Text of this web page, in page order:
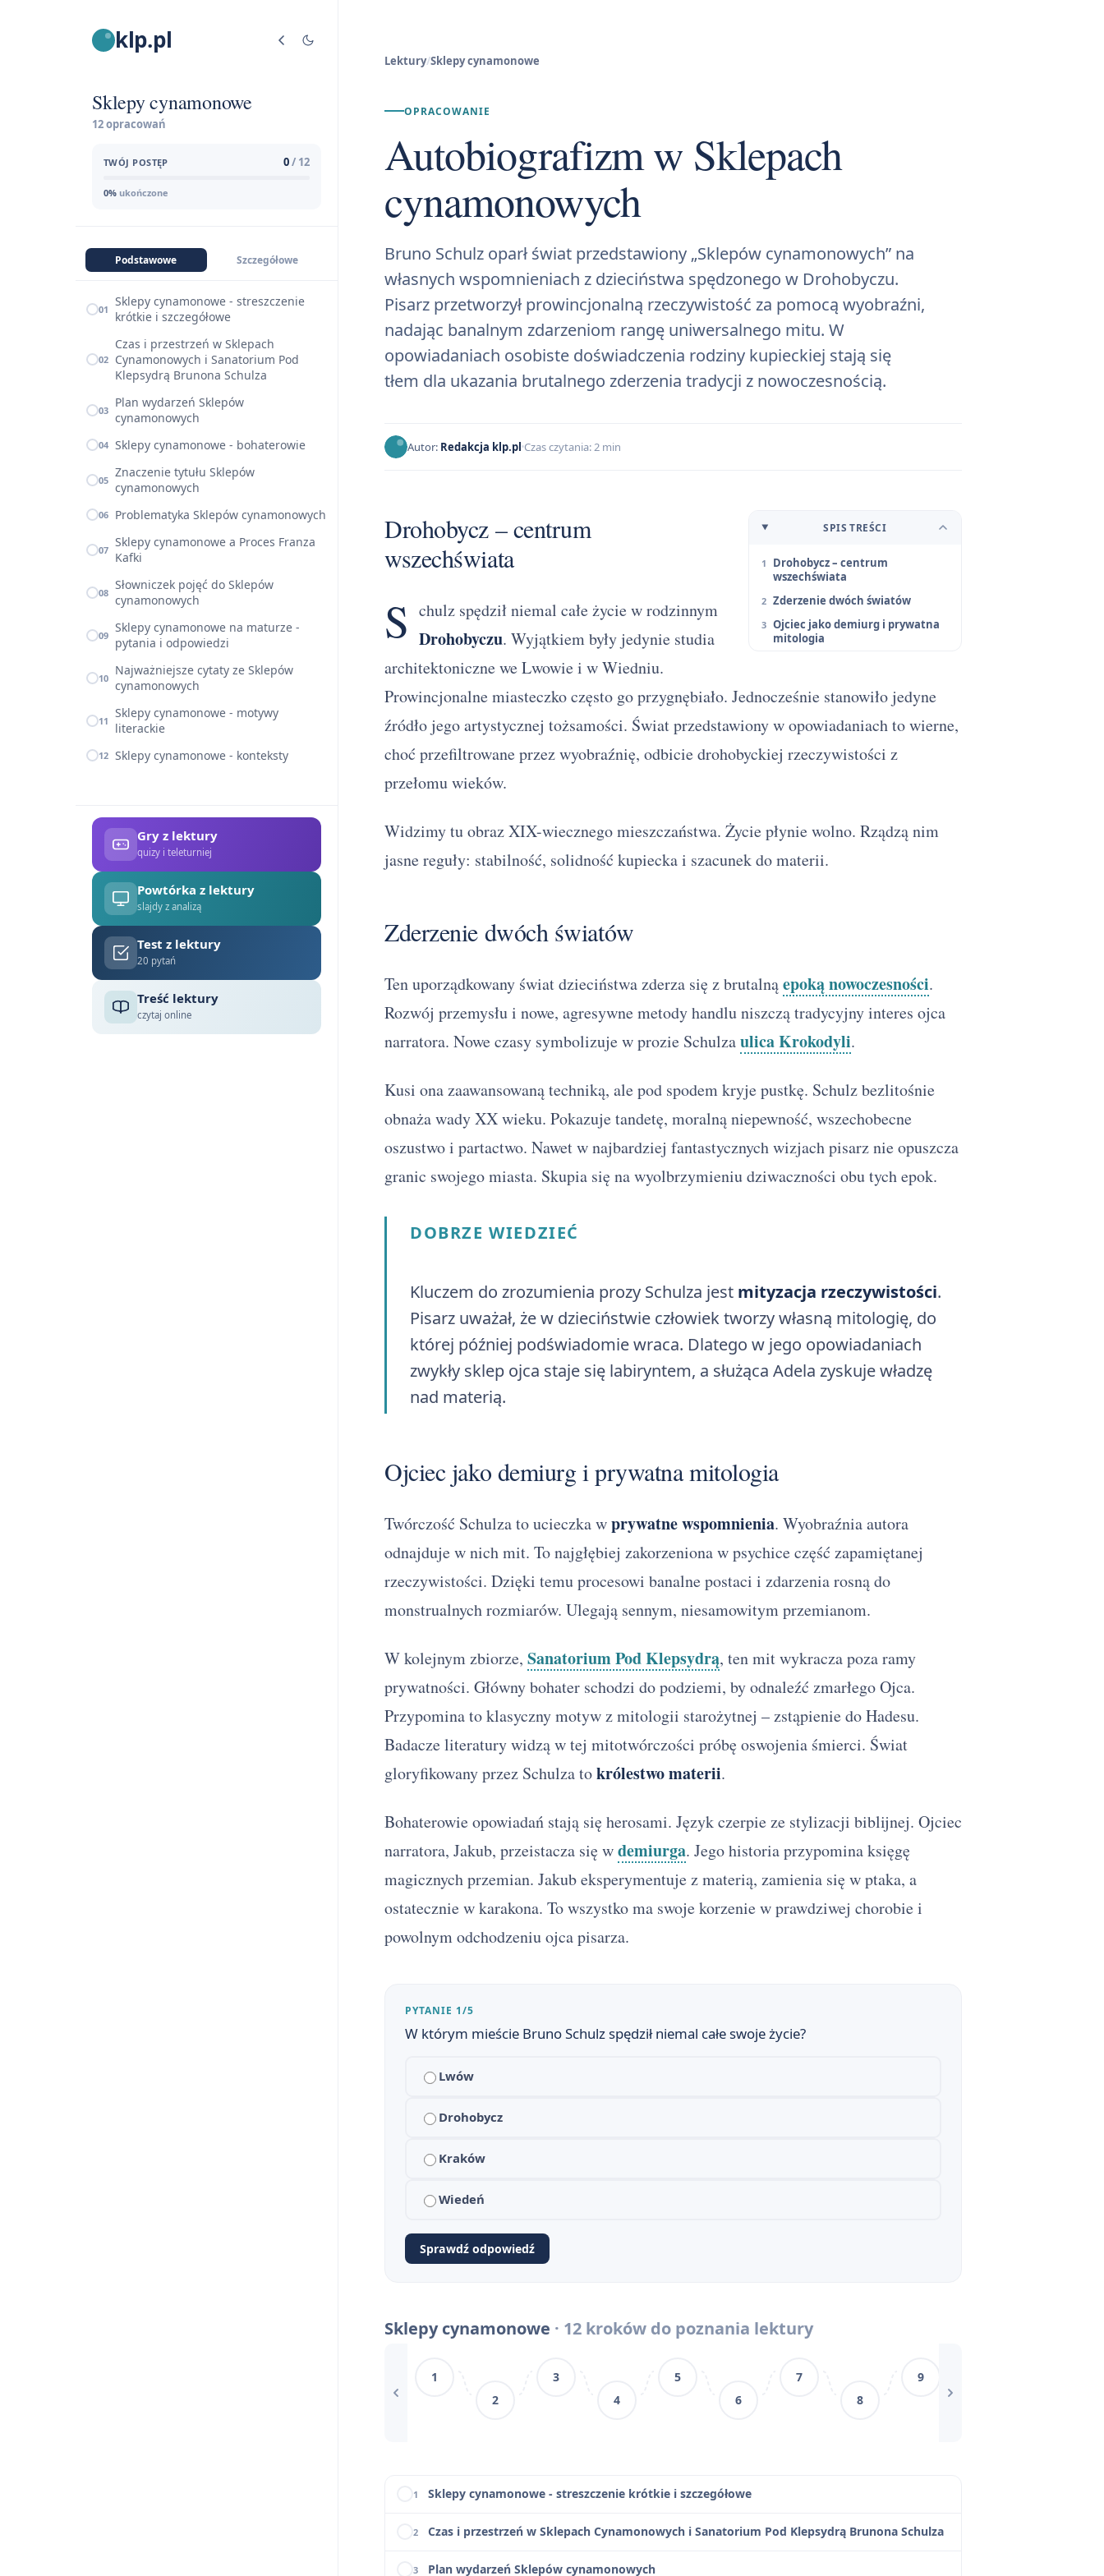
klp.pl
Sklepy cynamonowe
12 opracowań
TWÓJ POSTĘP 0/ 12
0% ukończone
Podstawowe Szczegółowe
01 Sklepy cynamonowe - streszczenie
krótkie i szczegółowe
02
Czas i przestrzeń w Sklepach
Cynamonowych i Sanatorium Pod
Klepsydrą Brunona Schulza
03 Plan wydarzeń Sklepów
cynamonowych
04 Sklepy cynamonowe - bohaterowie
05 Znaczenie tytułu Sklepów
cynamonowych
06 Problematyka Sklepów cynamonowych
07 Sklepy cynamonowe a Proces Franza
Kafki
08 Słowniczek pojęć do Sklepów
cynamonowych
09 Sklepy cynamonowe na maturze -
pytania i odpowiedzi
10 Najważniejsze cytaty ze Sklepów
cynamonowych
11 Sklepy cynamonowe - motywy
literackie
12 Sklepy cynamonowe - konteksty
Gry z lektury
quizy i teleturniej
Powtórka z lektury
slajdy z analizą
Test z lektury
20 pytań
Treść lektury
czytaj online
Lektury/Sklepy cynamonowe
OPRACOWANIE
Autobiografizm w Sklepach
cynamonowych
Bruno Schulz oparł świat przedstawiony „Sklepów cynamonowych” na
własnych wspomnieniach z dzieciństwa spędzonego w Drohobyczu.
Pisarz przetworzył prowincjonalną rzeczywistość za pomocą wyobraźni,
nadając banalnym zdarzeniom rangę uniwersalnego mitu. W
opowiadaniach osobiste doświadczenia rodziny kupieckiej stają się
tłem dla ukazania brutalnego zderzenia tradycji z nowoczesnością.
Autor: Redakcja klp.pl Czas czytania: 2 min
SPIS TREŚCI
Drohobycz – centrum
wszechświata
Zderzenie dwóch światów
Ojciec jako demiurg i prywatna
mitologia
Drohobycz – centrum
wszechświata
S chulz spędził niemal całe życie w rodzinnym
Drohobyczu. Wyjątkiem były jedynie studia
architektoniczne we Lwowie i w Wiedniu.
Prowincjonalne miasteczko często go przygnębiało. Jednocześnie stanowiło jedyne
źródło jego artystycznej tożsamości. Świat przedstawiony w opowiadaniach to wierne,
choć przefiltrowane przez wyobraźnię, odbicie drohobyckiej rzeczywistości z
przełomu wieków.
Widzimy tu obraz XIX-wiecznego mieszczaństwa. Życie płynie wolno. Rządzą nim
jasne reguły: stabilność, solidność kupiecka i szacunek do materii.
Zderzenie dwóch światów
Ten uporządkowany świat dzieciństwa zderza się z brutalnąepoką nowoczesności.
Rozwój przemysłu i nowe, agresywne metody handlu niszczą tradycyjny interes ojca
narratora. Nowe czasy symbolizuje w prozie Schulzaulica Krokodyli.
Kusi ona zaawansowaną techniką, ale pod spodem kryje pustkę. Schulz bezlitośnie
obnaża wady XX wieku. Pokazuje tandetę, moralną niepewność, wszechobecne
oszustwo i partactwo. Nawet w najbardziej fantastycznych wizjach pisarz nie opuszcza
granic swojego miasta. Skupia się na wyolbrzymieniu dziwaczności obu tych epok.
DOBRZE WIEDZIEĆ
Kluczem do zrozumienia prozy Schulza jest mityzacja rzeczywistości.
Pisarz uważał, że w dzieciństwie człowiek tworzy własną mitologię, do
której później podświadomie wraca. Dlatego w jego opowiadaniach
zwykły sklep ojca staje się labiryntem, a służąca Adela zyskuje władzę
nad materią.
Ojciec jako demiurg i prywatna mitologia
Twórczość Schulza to ucieczka wprywatne wspomnienia. Wyobraźnia autora
odnajduje w nich mit. To najgłębiej zakorzeniona w psychice część zapamiętanej
rzeczywistości. Dzięki temu procesowi banalne postaci i zdarzenia rosną do
monstrualnych rozmiarów. Ulegają sennym, niesamowitym przemianom.
W kolejnym zbiorze, Sanatorium Pod Klepsydrą, ten mit wykracza poza ramy
prywatności. Główny bohater schodzi do podziemi, by odnaleźć zmarłego Ojca.
Przypomina to klasyczny motyw z mitologii starożytnej – zstąpienie do Hadesu.
Badacze literatury widzą w tej mitotwórczości próbę oswojenia śmierci. Świat
gloryfikowany przez Schulza tokrólestwo materii.
Bohaterowie opowiadań stają się herosami. Język czerpie ze stylizacji biblijnej. Ojciec
narratora, Jakub, przeistacza się wdemiurga. Jego historia przypomina księgę
magicznych przemian. Jakub eksperymentuje z materią, zamienia się w ptaka, a
ostatecznie w karakona. To wszystko ma swoje korzenie w prawdziwej chorobie i
powolnym odchodzeniu ojca pisarza.
PYTANIE 1/5
W którym mieście Bruno Schulz spędził niemal całe swoje życie?
Lwów
Drohobycz
Kraków
Wiedeń
Sprawdź odpowiedź
Sklepy cynamonowe · 12 kroków do poznania lektury
1
2
3
4
5
6
7
8
9
1 Sklepy cynamonowe - streszczenie krótkie i szczegółowe
Czas i przestrzeń w Sklepach Cynamonowych i Sanatorium Pod Klepsydrą Brunona Schulza
Plan wydarzeń Sklepów cynamonowych
Sklepy cynamonowe - bohaterowie
Znaczenie tytułu Sklepów cynamonowych
7 Sklepy cynamonowe a Proces Franza Kafki
Sklepy cynamonowe na maturze - pytania i odpowiedzi
Najważniejsze cytaty ze Sklepów cynamonowych
1 Sklepy cynamonowe - streszczenie krótkie i szczegółowe
2 Czas i przestrzeń w Sklepach Cynamonowych i Sanatorium Pod Klepsydrą Brunona Schulza
3 Plan wydarzeń Sklepów cynamonowych